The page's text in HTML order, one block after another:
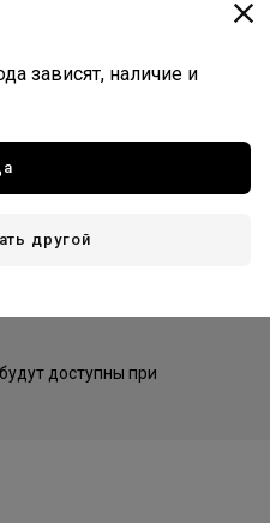
доступны при
зависят, наличие и
другой